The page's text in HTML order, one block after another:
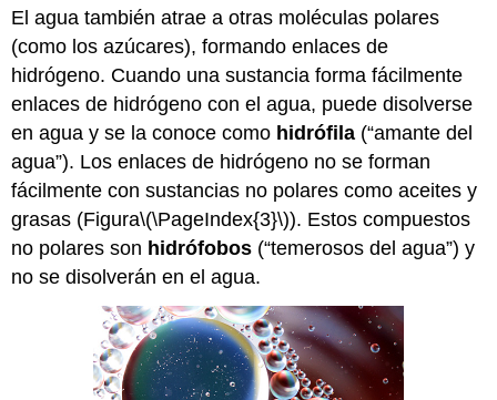
El agua también atrae a otras moléculas polares
(como los azúcares), formando enlaces de
hidrógeno. Cuando una sustancia forma fácilmente
enlaces de hidrógeno con el agua, puede disolverse
en agua y se la conoce como hidrófila (“amante del
agua”). Los enlaces de hidrógeno no se forman
fácilmente con sustancias no polares como aceites y
grasas (Figura\(\PageIndex{3}\)). Estos compuestos
no polares son hidrófobos (“temerosos del agua”) y
no se disolverán en el agua.